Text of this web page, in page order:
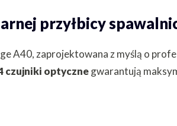
przyłbicy
A40, zaprojektowana z myślą o
czujniki optycznegwarantują